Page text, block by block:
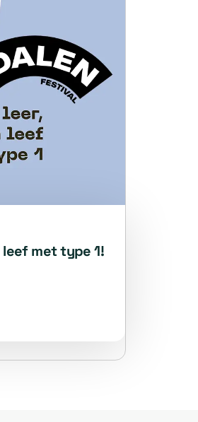
leef met type 1!